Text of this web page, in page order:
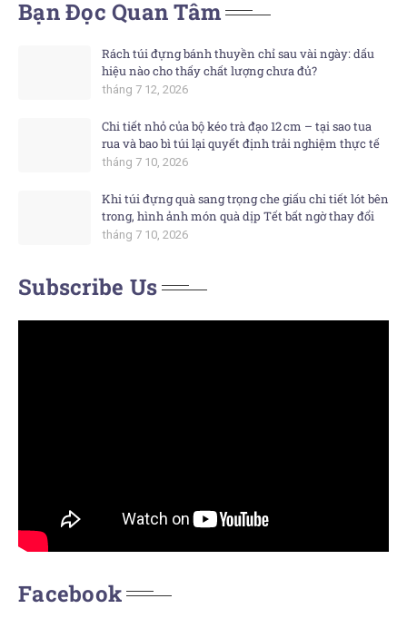
Bạn Đọc Quan Tâm
Rách túi đựng bánh thuyền chỉ sau vài ngày: dấu
hiệu nào cho thấy chất lượng chưa đủ?
tháng 7 12, 2026
Chi tiết nhỏ của bộ kéo trà đạo 12 cm – tại sao tua
rua và bao bì túi lại quyết định trải nghiệm thực tế
tháng 7 10, 2026
Khi túi đựng quà sang trọng che giấu chi tiết lót bên
trong, hình ảnh món quà dịp Tết bất ngờ thay đổi
tháng 7 10, 2026
Subscribe Us
Facebook